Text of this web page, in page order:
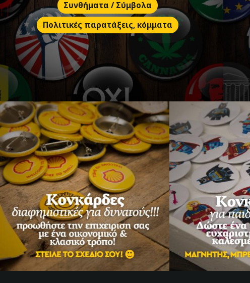
Συνθήματα / Σύμβολα
Πολιτικές παρατάξεις, κόμματα